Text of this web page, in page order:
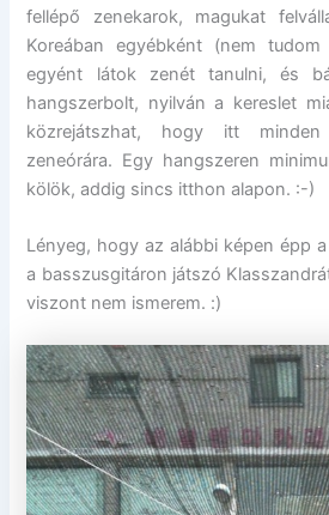
fellépő zenekarok, magukat
Koreában egyébként (nem
egyént látok zenét tanulni, és
hangszerbolt, nyilván a kereslet
közrejátszhat, hogy itt minden
zeneórára. Egy hangszeren
kölök, addig sincs itthon alapon. :-)
Lényeg, hogy az alábbi képen épp
a basszusgitáron játszó
viszont nem ismerem. :)